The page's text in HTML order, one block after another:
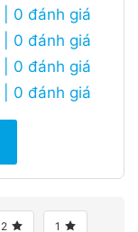
| 0 đánh giá
| 0 đánh giá
| 0 đánh giá
| 0 đánh giá
2 1